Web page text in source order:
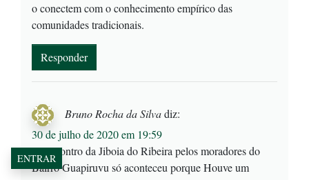
o conectem com o conhecimento empírico das
comunidades tradicionais.
Responder
Bruno Rocha da Silvadiz:
30 de julho de 2020 em 19:59
O Encontro da Jiboia do Ribeira pelos moradores do
Bairro Guapiruvu só aconteceu porque Houve um
ENTRAR